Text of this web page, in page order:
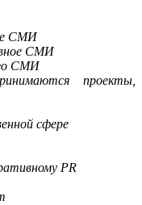
СМИ
СМИ
СМИ
проекты,
сфере
PR